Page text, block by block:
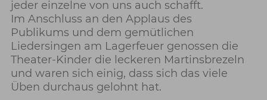
jeder einzelne von uns auch schafft.
Im Anschluss an den Applaus des
Publikums und dem gemütlichen
Liedersingen am Lagerfeuer genossen die
Theater-Kinder die leckeren Martinsbrezeln
und waren sich einig, dass sich das viele
Üben durchaus gelohnt hat.